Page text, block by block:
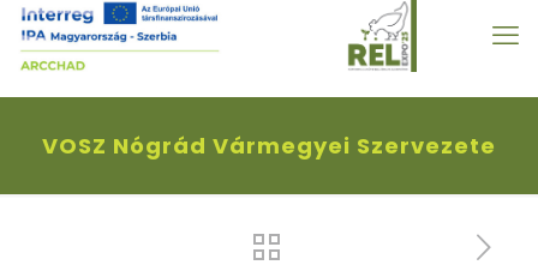
VOSZ Nógrád Vármegyei Szervezete